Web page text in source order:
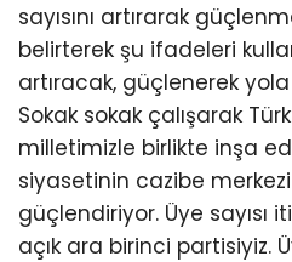
sayısını artırarak
belirterek şu ifadeleri
artıracak, güçlenerek
Sokak sokak çalışarak
milletimizle birlikte inşa
siyasetinin cazibe
güçlendiriyor. Üye sayısı
açık ara birinci partisiyiz.